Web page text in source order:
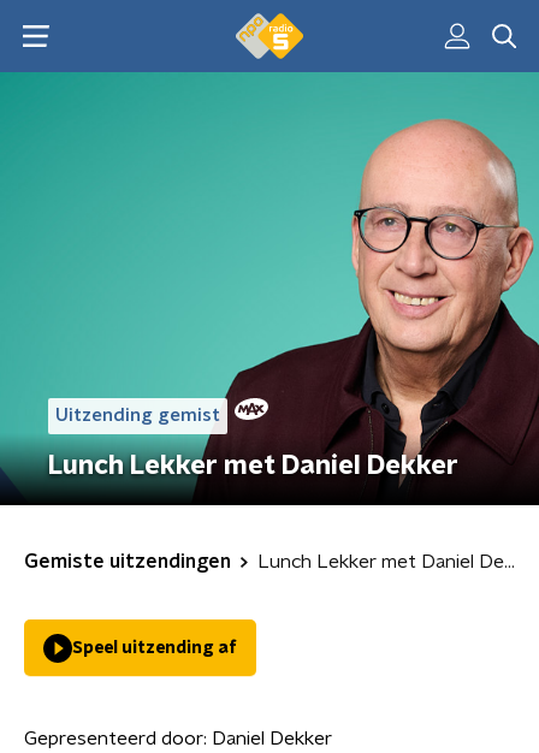
Uitzending gemist
Lunch Lekker met Daniel Dekker
Gemiste uitzendingen Lunch Lekker met Daniel Dekker
Speel uitzending af
Gepresenteerd door: Daniel Dekker